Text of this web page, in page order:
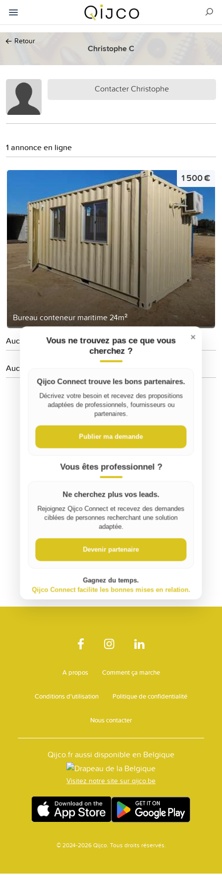
← Retour
Christophe C
Contacter Christophe
1 annonce en ligne
Bureau conteneur maritime 24m²
1 500 €
Aucune personne suivie
Aucun avis
A propos Comment ça marche
Conditions d'utilisation Politique de confidentialité
Nous contacter
Qijco.fr aussi disponible en Belgique
Visitez notre site sur qijco.be
© 2024-2026 Qijco. Tous droits réservés.
×
Vous ne trouvez pas ce que vous
cherchez ?
Qijco Connect trouve les bons partenaires.
Décrivez votre besoin et recevez des propositions
adaptées de professionnels, fournisseurs ou
partenaires.
Publier ma demande
Vous êtes professionnel ?
Ne cherchez plus vos leads.
Rejoignez Qijco Connect et recevez des demandes
ciblées de personnes recherchant une solution
adaptée.
Devenir partenaire
Gagnez du temps.
Qijco Connect facilite les bonnes mises en relation.